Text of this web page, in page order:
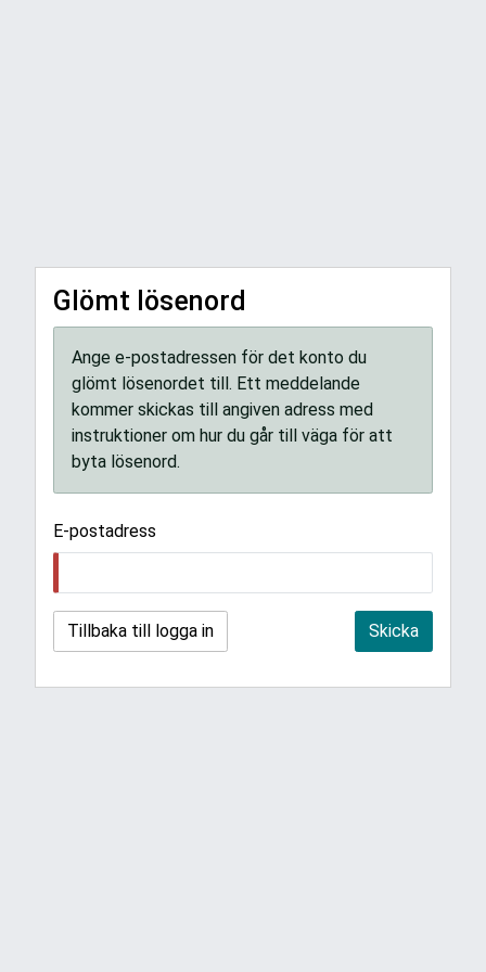
Glömt lösenord
Ange e-postadressen för det konto du
glömt lösenordet till. Ett meddelande
kommer skickas till angiven adress med
instruktioner om hur du går till väga för att
byta lösenord.
E-postadress
Tillbaka till logga in Skicka